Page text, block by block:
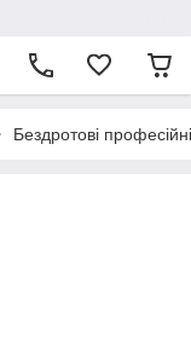
Бездротові